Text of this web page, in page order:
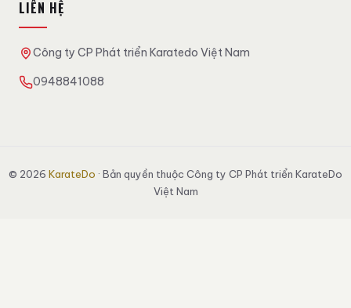
LIÊN HỆ
Công ty CP Phát triển Karatedo Việt Nam
0948841088
© 2026 KarateDo · Bản quyền thuộc Công ty CP Phát triển KarateDo
Việt Nam